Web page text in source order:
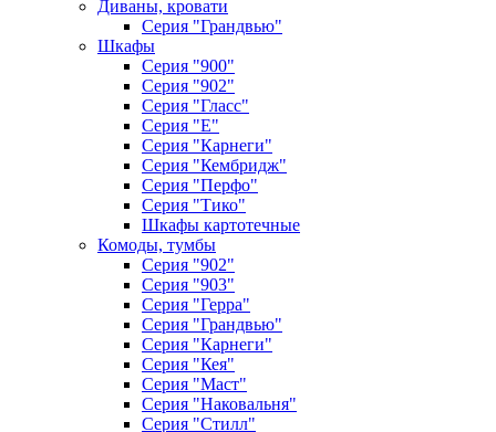
Диваны, кровати
Серия "Грандвью"
Шкафы
Серия "900"
Серия "902"
Серия "Гласс"
Серия "Е"
Серия "Карнеги"
Серия "Кембридж"
Серия "Перфо"
Серия "Тико"
Шкафы картотечные
Комоды, тумбы
Серия "902"
Серия "903"
Серия "Герра"
Серия "Грандвью"
Серия "Карнеги"
Серия "Кея"
Серия "Маст"
Серия "Наковальня"
Серия "Стилл"